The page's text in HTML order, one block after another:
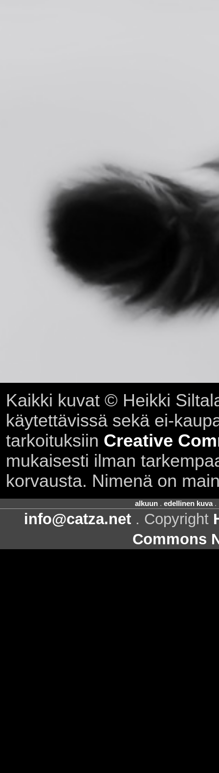
Kaikki kuvat © Heikki
käytettävissä sekä ei-
tarkoituksiin Creative
mukaisesti ilman
korvausta. Nimenä on
alkuun. edellinen kuva.
info@catza.net . Copyright
Commons